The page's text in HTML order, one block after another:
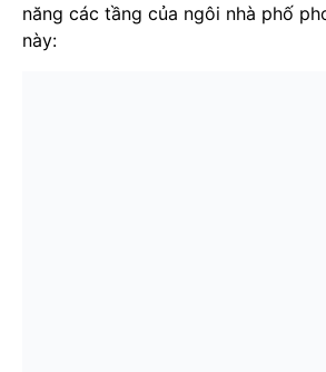
năng các tầng của ngôi nhà phố
này: